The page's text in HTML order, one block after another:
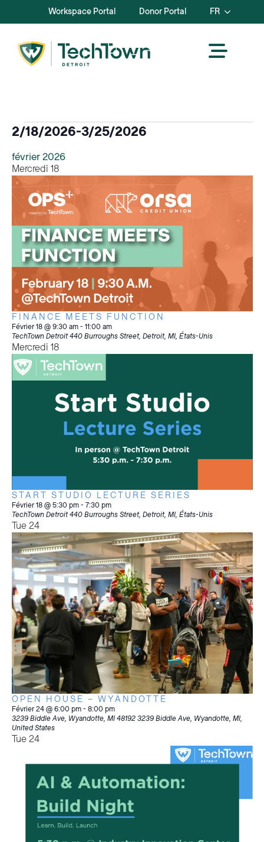
Workspace Portal Donor Portal FR
Evénements
2/18/2026-3/25/2026
la
date.
février 2026
Mercredi 18
FINANCE MEETS FUNCTION
Février 18 @ 9:30 am- 11:00 am
TechTown Detroit 440 Burroughs Street, Detroit, MI, États-Unis
Mercredi 18
START STUDIO LECTURE SERIES
Février 18 @ 5:30 pm- 7:30 pm
TechTown Detroit 440 Burroughs Street, Detroit, MI, États-Unis
Tue24
OPEN HOUSE – WYANDOTTE
Février 24 @ 6:00 pm- 8:00 pm
3239 Biddle Ave, Wyandotte, MI 481923239 Biddle Ave, Wyandotte, MI,
United States
Tue24